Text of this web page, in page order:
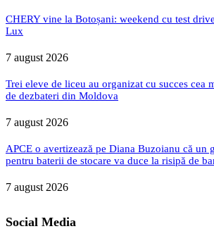
CHERY vine la Botoșani: weekend cu test
Lux
7 august 2026
Trei eleve de liceu au organizat cu succes cea
de dezbateri din Moldova
7 august 2026
APCE o avertizează pe Diana Buzoianu că un
pentru baterii de stocare va duce la risipă de
7 august 2026
Social Media